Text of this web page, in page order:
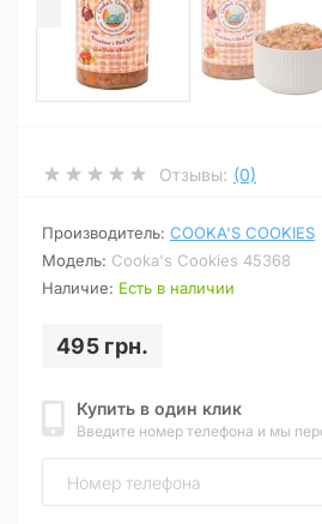
Отзывы: (0)
Производитель: COOKA'S COOKIES
Модель: Cooka's Cookies 45368
Наличие: Есть в наличии
495 грн.
Купить в один клик
Введите номер телефона и мы